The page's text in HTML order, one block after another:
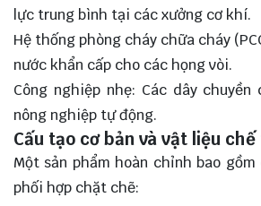
lực trung bình tại các xưởng cơ khí.
Hệ thống phòng cháy chữa cháy
nước khẩn cấp cho các họng vòi.
Công nghiệp nhẹ: Các dây
nông nghiệp tự động.
Cấu tạo cơ bản và vật liệu
Một sản phẩm hoàn chỉnh bao
phối hợp chặt chẽ: